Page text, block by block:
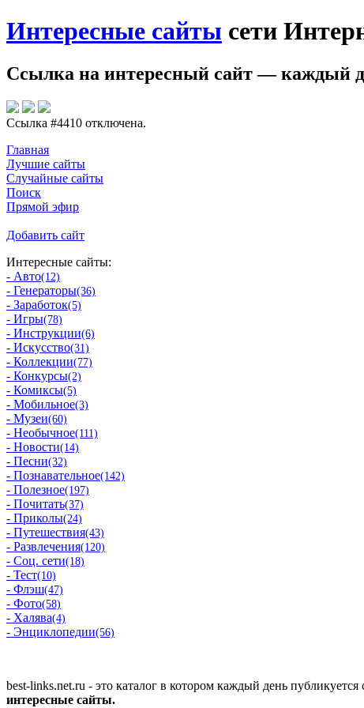
Интересные сайты сети
Ссылка на интересный сайт— каждый
Ссылка #4410 отключена.
Главная
Лучшие сайты
Случайные сайты
Поиск
Прямой эфир
Добавить сайт
Интересные сайты:
- Авто(12)
- Генераторы(36)
- Заработок(5)
- Игры(78)
- Инструкции(6)
- Искусство(31)
- Коллекции(77)
- Конкурсы(2)
- Комиксы(5)
- Мобильное(3)
- Музеи(60)
- Необычное(111)
- Новости(14)
- Песни(32)
- Познавательное(142)
- Полезное(197)
- Почитать(37)
- Приколы(24)
- Путешествия(43)
- Развлечения(120)
- Соц. сети(18)
- Тест(10)
- Флэш(47)
- Фото(58)
- Халява(4)
- Энциклопедии(56)
best-links.net.ru - это каталог в котором каждый день
интересные сайты.